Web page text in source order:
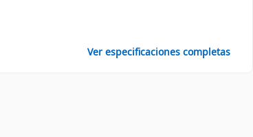
Ver especificaciones completas